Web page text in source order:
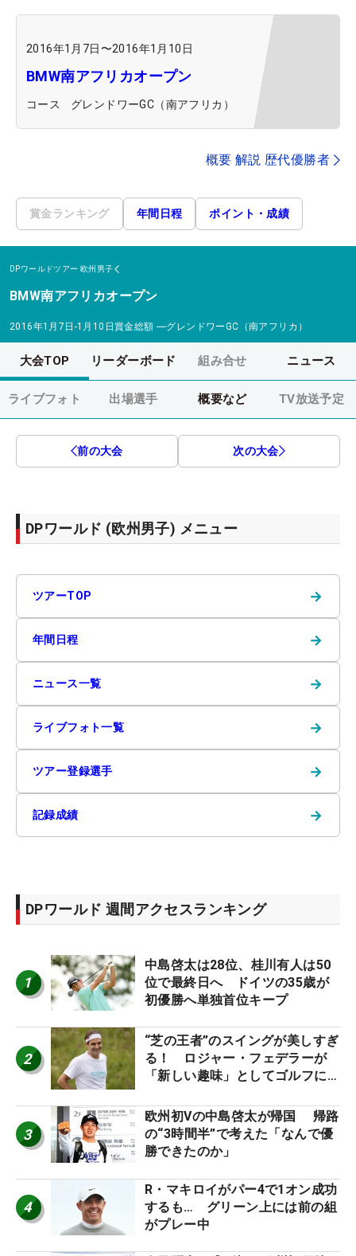
2016年1月7日 〜2016年1月10日
BMW南アフリカオープン
コース グレンドワーGC（南アフリカ）
概要 解説 歴代優勝者
賞金ランキング 年間日程 ポイント・成績
DPワールドツアー 欧州男子
BMW南アフリカオープン
2016年1月7日-1月10日賞金総額 ―グレンドワーGC（南アフリカ）
大会TOP リーダーボード 組み合せ ニュース
ライブフォト 出場選手 概要など TV放送予定
前の大会 次の大会
DPワールド (欧州男子) メニュー
ツアーTOP →
年間日程 →
ニュース一覧 →
ライブフォト一覧 →
ツアー登録選手 →
記録成績 →
DPワールド 週間アクセスランキング
1
中島啓太は28位、桂川有人は50
位で最終日へ ドイツの35歳が
初優勝へ単独首位キープ
2
“芝の王者”のスイングが美しすぎ
る！ ロジャー・フェデラーが
「新しい趣味」としてゴルフに挑
3
欧州初Vの中島啓太が帰国 帰路
の“3時間半”で考えた「なんで優
勝できたのか」
4
R・マキロイがパー4で1オン成功
するも… グリーン上には前の組
がプレー中